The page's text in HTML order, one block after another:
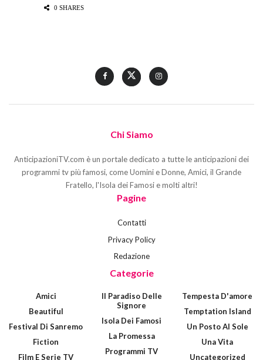
0 SHARES
Chi Siamo
AnticipazioniTV.com è un portale dedicato a tutte le anticipazioni dei
programmi tv più famosi, come Uomini e Donne, Amici, il Grande
Fratello, l'Isola dei Famosi e molti altri!
Pagine
Contatti
Privacy Policy
Redazione
Categorie
Amici
Beautiful
Festival Di Sanremo
Fiction
Film E Serie TV
Il Paradiso Delle
Signore
Isola Dei Famosi
La Promessa
Programmi TV
Tempesta D'amore
Temptation Island
Un Posto Al Sole
Una Vita
Uncategorized